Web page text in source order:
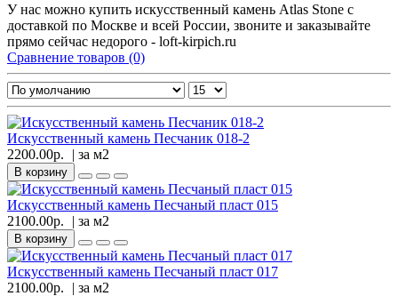
У нас можно купить искусственный камень Atlas Stone с
доставкой по Москве и всей России, звоните и заказывайте
прямо сейчас недорого - loft-kirpich.ru
Сравнение товаров (0)
Искусственный камень Песчаник 018-2
2200.00р.
| за м2
В корзину
Искусственный камень Песчаный пласт 015
2100.00р.
| за м2
В корзину
Искусственный камень Песчаный пласт 017
2100.00р.
| за м2